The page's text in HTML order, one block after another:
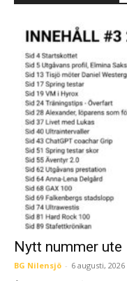
Nytt nummer ute
BG Nilensjö - 6 augusti, 2026